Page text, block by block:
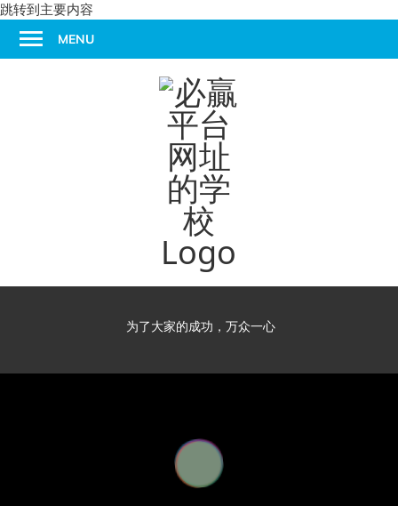
跳转到主要内容
MENU
为了大家的成功，万众一心